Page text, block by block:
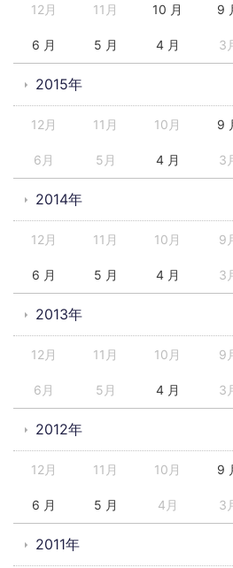
12月 11月 10 月 9
6 月 5 月 4 月 3
2015年
12月 11月 10月 9
6月 5月 4 月 3
2014年
12月 11月 10月 9
6 月 5 月 4 月 3
2013年
12月 11月 10月 9
6月 5月 4 月 3
2012年
12月 11月 10月 9
6 月 5 月 4月 3
2011年